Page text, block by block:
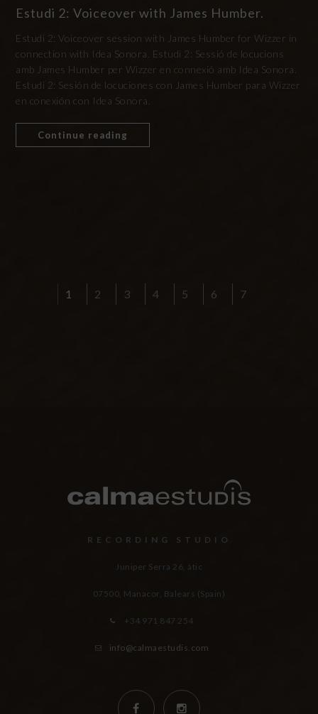
Estudi 2: Voiceover with James Humber.
Estudi 2: Voiceover session with James Humber for Wizzer in
connection with Idea Sonora. Estudi 2: Sessió de locucions
amb James Humber per Wizzer en connexió amb Idea Sonora.
Estudi 2: Sesión de locuciones con James Humber para Wizzer
en conexión con Idea Sonora.
Continue reading
1 2 3 4 5 6 7
RECORDING STUDIO
Juniper Serra 26, àtic
07500, Manacor, Balears (Spain)
+34 971 847 254
info@calmaestudis.com